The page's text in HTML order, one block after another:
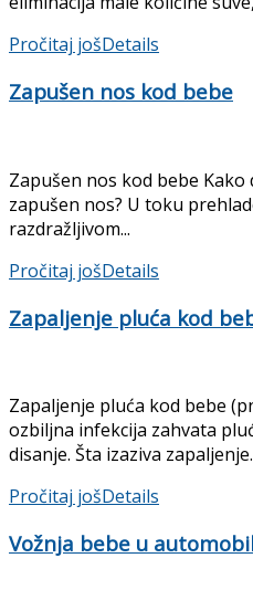
Pročitaj jošDetails
Zapušen nos kod bebe
Zapušen nos kod bebe
zapušen nos? U toku
razdražljivom...
Pročitaj jošDetails
Zapaljenje pluća kod
Zapaljenje pluća kod bebe
ozbiljna infekcija zahvata
disanje. Šta izaziva
Pročitaj jošDetails
Vožnja bebe u